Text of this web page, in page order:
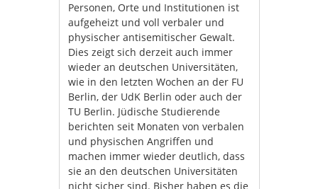
Personen, Orte und Institutionen ist
aufgeheizt und voll verbaler und
physischer antisemitischer Gewalt.
Dies zeigt sich derzeit auch immer
wieder an deutschen Universitäten,
wie in den letzten Wochen an der FU
Berlin, der UdK Berlin oder auch der
TU Berlin. Jüdische Studierende
berichten seit Monaten von verbalen
und physischen Angriffen und
machen immer wieder deutlich, dass
sie an den deutschen Universitäten
nicht sicher sind. Bisher haben es die